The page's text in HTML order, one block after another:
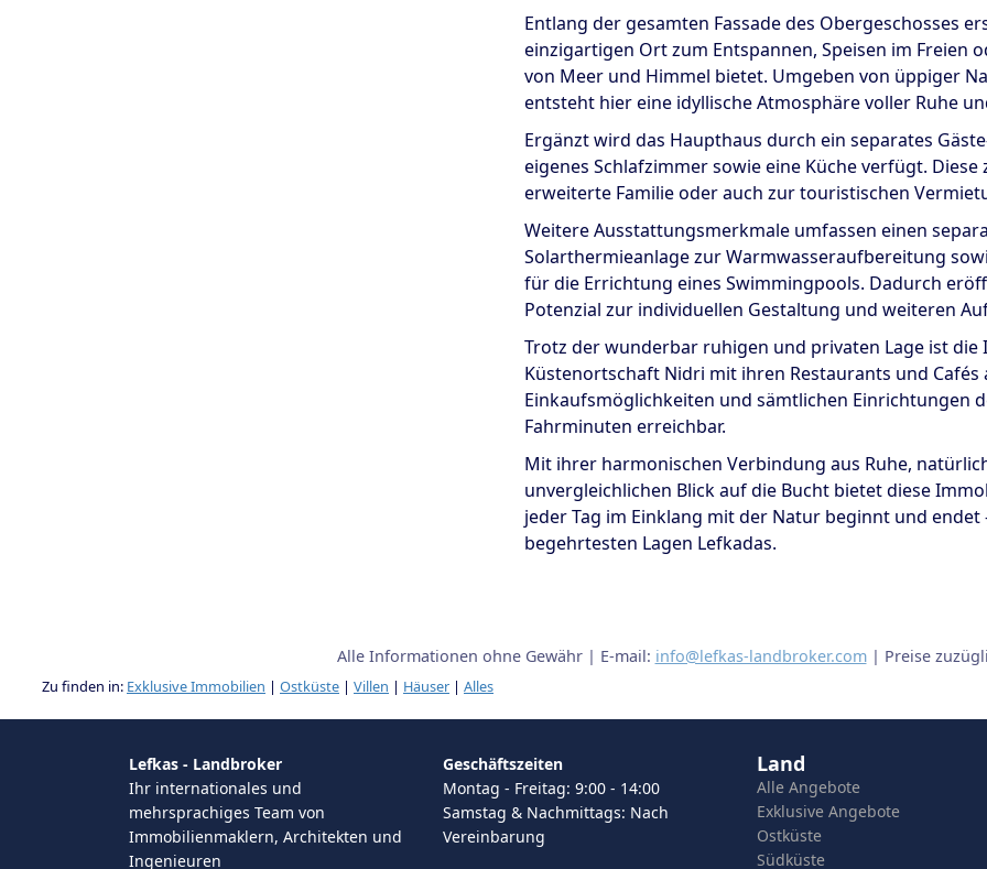
Entlang der gesamten Fassade des Obergeschosses
einzigartigen Ort zum Entspannen, Speisen im Freien
von Meer und Himmel bietet. Umgeben von üppiger
entsteht hier eine idyllische Atmosphäre voller Ruhe
Ergänzt wird das Haupthaus durch ein separates
eigenes Schlafzimmer sowie eine Küche verfügt.
erweiterte Familie oder auch zur touristischen
Weitere Ausstattungsmerkmale umfassen einen
Solarthermieanlage zur Warmwasseraufbereitung
für die Errichtung eines Swimmingpools. Dadurch
Potenzial zur individuellen Gestaltung und weiteren
Trotz der wunderbar ruhigen und privaten Lage ist
Küstenortschaft Nidri mit ihren Restaurants und Cafés
Einkaufsmöglichkeiten und sämtlichen Einrichtungen
Fahrminuten erreichbar.
Mit ihrer harmonischen Verbindung aus Ruhe,
unvergleichlichen Blick auf die Bucht bietet diese
jeder Tag im Einklang mit der Natur beginnt und
begehrtesten Lagen Lefkadas.
Alle Informationen ohne Gewähr | E-mail: info@lefkas-landbroker.com| Preise
Zu finden in: Exklusive Immobilien | Ostküste | Villen | Häuser | Alles
Lefkas - Landbroker
Ihr internationales und
mehrsprachiges Team von
Immobilienmaklern, Architekten und
Ingenieuren
Geschäftszeiten
Montag - Freitag: 9:00 - 14:00
Samstag & Nachmittags: Nach
Vereinbarung
Land
Alle Angebote
Exklusive Angebote
Ostküste
Südküste